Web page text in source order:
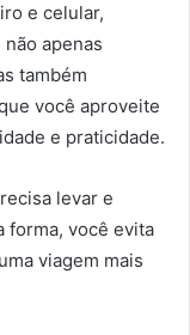
e celular,
apenas
também
você aproveite
e praticidade.
levar e
forma, você evita
viagem mais